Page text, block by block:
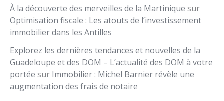
À la découverte des merveilles de la Martinique sur
Optimisation fiscale : Les atouts de l’investissement
immobilier dans les Antilles
Explorez les dernières tendances et nouvelles de la
Guadeloupe et des DOM – L’actualité des DOM à votre
portée sur Immobilier : Michel Barnier révèle une
augmentation des frais de notaire